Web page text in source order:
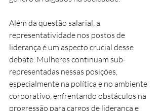
Além da questão salarial, a
representatividade nos postos de
liderança é um aspecto crucial desse
debate. Mulheres continuam sub-
representadas nessas posições,
especialmente na política e no ambiente
corporativo, enfrentando obstáculos na
progressão para cargos de liderança e